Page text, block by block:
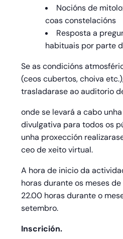
Nocións de
coas constelacións
Resposta a
habituais por parte
Se as condicións
(ceos cubertos, choiva
trasladarase ao auditorio
onde se levará a cabo
divulgativa para todos os
unha proxección
ceo de xeito virtual.
A hora de inicio da
horas durante os meses
22.00 horas durante o
setembro.
Inscrición.